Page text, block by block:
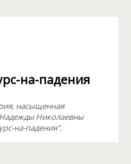
на-падения
насыщенная
Николаевны
на-падения".